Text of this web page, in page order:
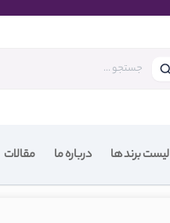
لیست برند ها درباره ما مقالات